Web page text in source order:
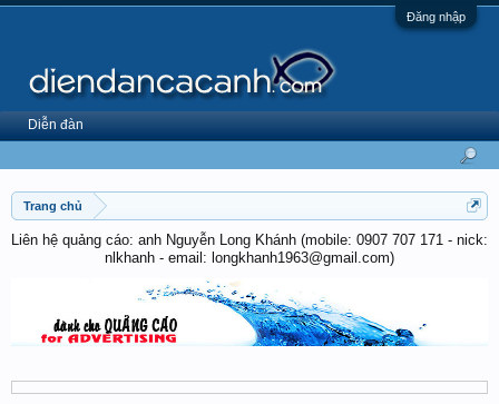
Đăng nhập
Trang chủ
Liên hệ quảng cáo: anh Nguyễn Long Khánh (mobile: 0907 707 171 - nick:
nlkhanh - email: longkhanh1963@gmail.com)
Diễn đàn